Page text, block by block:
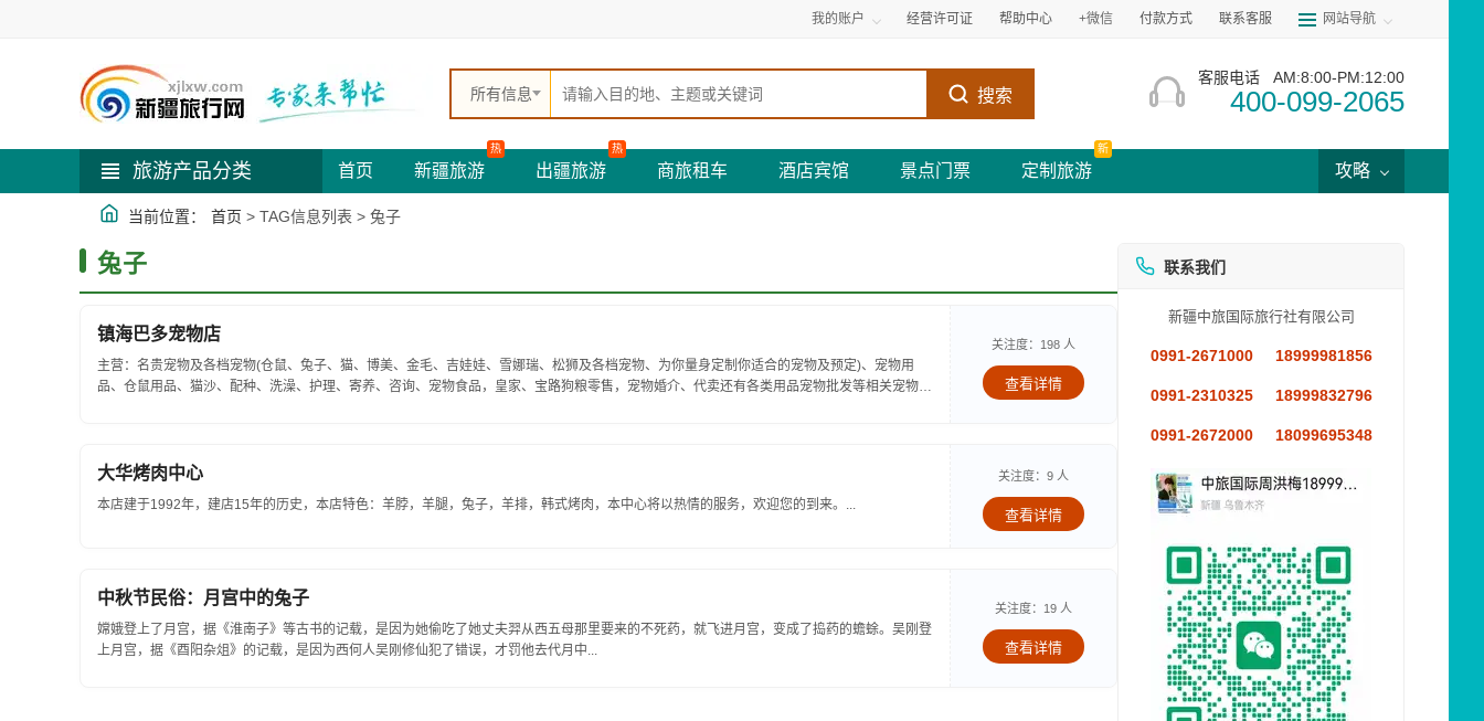
我的账户 经营许可证 帮助中心 +微信 付款方式 联系客服 网站导航
所有信息 搜索
客服电话 AM:8:00-PM:12:00
400-099-2065
旅游产品分类 首页 新疆旅游
热
出疆旅游
热
商旅租车 酒店宾馆 景点门票 定制旅游
新
攻略
当前位置： 首页 > TAG信息列表 > 兔子
兔子
镇海巴多宠物店
主营：名贵宠物及各档宠物(仓鼠、兔子、猫、博美、金毛、吉娃娃、雪娜瑞、松狮及各档宠物、为你量身定制你适合的宠物及预定)、宠物用
品、仓鼠用品、猫沙、配种、洗澡、护理、寄养、咨询、宠物食品，皇家、宝路狗粮零售，宠物婚介、代卖还有各类用品宠物批发等相关宠物服
关注度：198 人
查看详情
大华烤肉中心
本店建于1992年，建店15年的历史，本店特色：羊脖，羊腿，兔子，羊排，韩式烤肉，本中心将以热情的服务，欢迎您的到来。...
关注度：9 人
查看详情
中秋节民俗：月宫中的兔子
嫦娥登上了月宫，据《淮南子》等古书的记载，是因为她偷吃了她丈夫羿从西五母那里要来的不死药，就飞进月宫，变成了捣药的蟾蜍。吴刚登
上月宫，据《酉阳杂俎》的记载，是因为西何人吴刚修仙犯了错误，才罚他去代月中...
关注度：19 人
查看详情
联系我们
新疆中旅国际旅行社有限公司
0991-2671000 18999981856
0991-2310325 18999832796
0991-2672000 18099695348